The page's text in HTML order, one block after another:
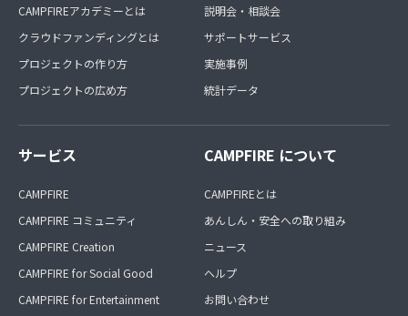
CAMPFIREアカデミーとは
クラウドファンディングとは
プロジェクトの作り方
プロジェクトの広め方
説明会・相談会
サポートサービス
実施事例
統計データ
サービス
CAMPFIRE
CAMPFIRE コミュニティ
CAMPFIRE Creation
CAMPFIRE for Social Good
CAMPFIRE for Entertainment
CAMPFIRE について
CAMPFIREとは
あんしん・安全への取り組み
ニュース
ヘルプ
お問い合わせ